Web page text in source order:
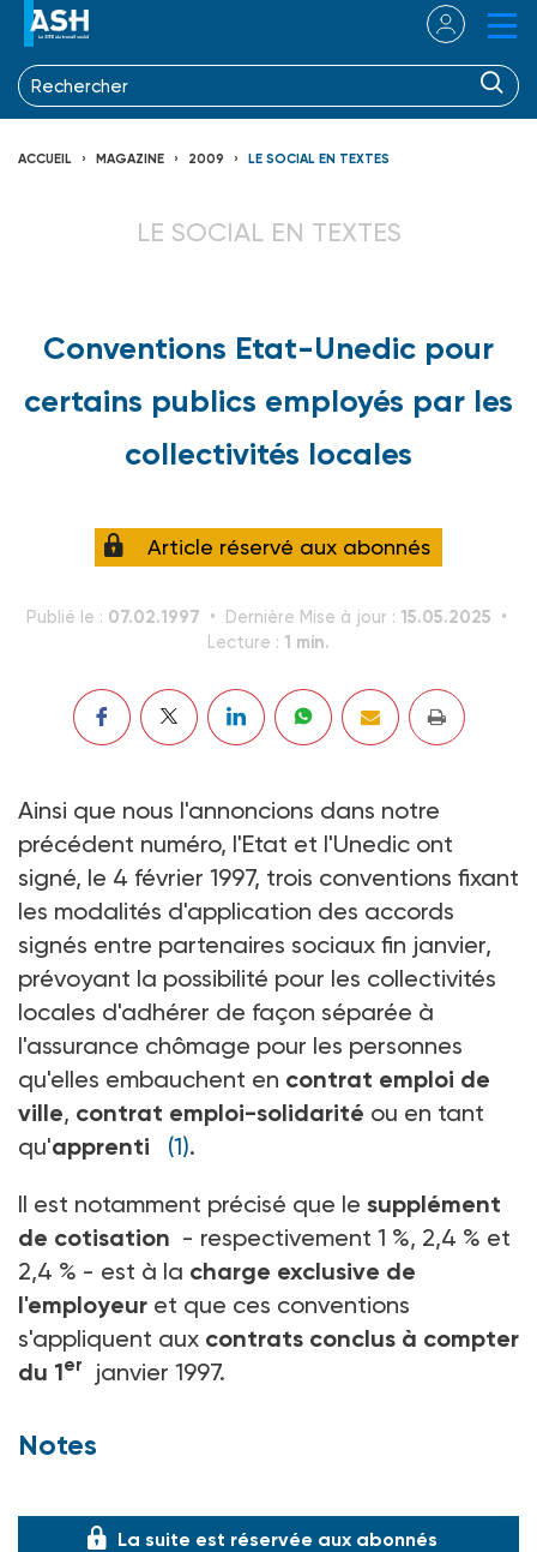
ACCUEIL MAGAZINE 2009 LE SOCIAL EN TEXTES
LE SOCIAL EN TEXTES
Conventions Etat-Unedic pour
certains publics employés par les
collectivités locales
Article réservé aux abonnés
Publié le : 07.02.1997 Dernière Mise à jour : 15.05.2025
Lecture : 1 min.
Ainsi que nous l'annoncions dans notre
précédent numéro, l'Etat et l'Unedic ont
signé, le 4 février 1997, trois conventions fixant
les modalités d'application des accords
signés entre partenaires sociaux fin janvier,
prévoyant la possibilité pour les collectivités
locales d'adhérer de façon séparée à
l'assurance chômage pour les personnes
qu'elles embauchent en contrat emploi de
ville, contrat emploi-solidarité ou en tant
qu'apprenti (1).
Il est notamment précisé que le supplément
de cotisation - respectivement 1 %, 2,4 % et
2,4 % - est à la charge exclusive de
l'employeur et que ces conventions
s'appliquent aux contrats conclus à compter
du 1er janvier 1997.
Notes
La suite est réservée aux abonnés